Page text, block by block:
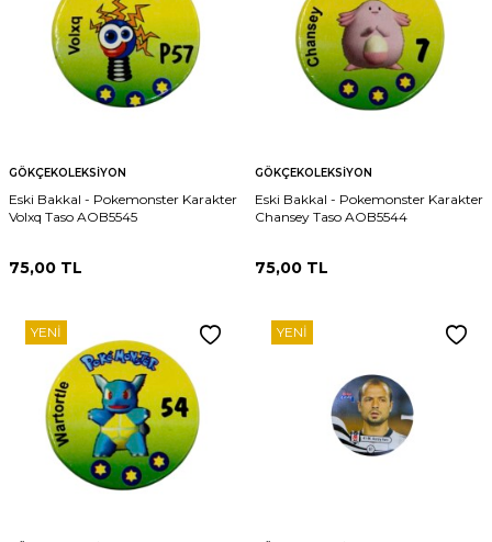
GÖKÇEKOLEKSIYON
Eski Bakkal - Pokemonster Karakter
Volxq Taso AOB5545
75,00 TL
GÖKÇEKOLEKSIYON
Eski Bakkal - Pokemonster Karakter
Chansey Taso AOB5544
75,00 TL
YENI YENI